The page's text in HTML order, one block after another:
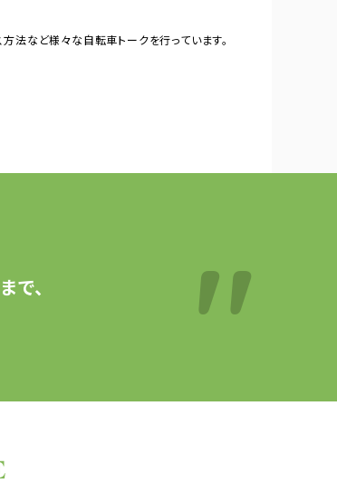
法など様々な自転車トークを行っています。
で、
ナカゴヤ